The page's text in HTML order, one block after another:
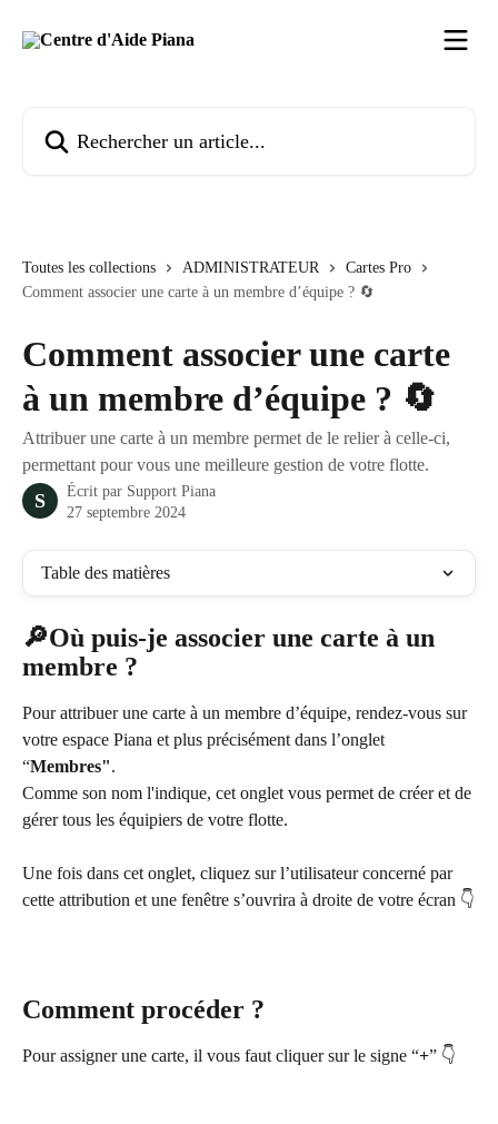
Toutes les collections ADMINISTRATEUR
Cartes Pro
Comment associer une carte à un membre d’équipe ? 🔄️
Comment associer une carte
à un membre d’équipe ? 🔄️
Attribuer une carte à un membre permet de le relier à celle-ci,
permettant pour vous une meilleure gestion de votre flotte.
S Écrit par Support Piana
27 septembre 2024
Table des matières
🔎Où puis-je associer une carte à un
membre ?
Pour attribuer une carte à un membre d’équipe, rendez-vous sur
votre espace Piana et plus précisément dans l’onglet
“Membres".
Comme son nom l'indique, cet onglet vous permet de créer et de
gérer tous les équipiers de votre flotte.
Une fois dans cet onglet, cliquez sur l’utilisateur concerné par
cette attribution et une fenêtre s’ouvrira à droite de votre écran 👇
Comment procéder ?
Pour assigner une carte, il vous faut cliquer sur le signe “+” 👇